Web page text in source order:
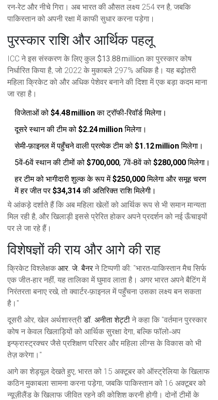
रन‑रेट और नीचे गिरा। अब भारत की औसत लक्ष्य 254 रन है, जबकि
पाकिस्तान को अपनी रक्षा में काफी सुधार करना पड़ेगा।
पुरस्कार राशि और आर्थिक पहलू
ICC ने इस संस्करण के लिए कुल $13.88 million का पुरस्कार कोष
निर्धारित किया है, जो 2022 के मुकाबले 297% अधिक है। यह बढ़ोतरी
महिला क्रिकेट को और अधिक पेशेवर बनाने की दिशा में एक बड़ा कदम माना
जा रहा है।
विजेताओं को $4.48 millionका ट्रॉफी‑रिवॉर्ड मिलेगा।
दूसरे स्थान की टीम को $2.24 millionमिलेगा।
सेमी‑फ़ाइनल में पहुँचने वाली प्रत्येक टीम को $1.12 millionमिलेगा।
5वें‑6वें स्थान की टीमों को $700,000, 7वें‑8वें को $280,000मिलेगा।
हर टीम को भागीदारी शुल्क के रूप में$250,000मिलेगा और समूह चरण
में हर जीत पर$34,314की अतिरिक्त राशि मिलेगी।
ये आंकड़े दर्शाते हैं कि अब महिला खेलों को आर्थिक रूप से भी समान मान्यता
मिल रही है, और खिलाड़ी इससे प्रेरित होकर अपने प्रदर्शन को नई ऊँचाइयों
पर ले जा रहे हैं।
विशेषज्ञों की राय और आगे की राह
क्रिकेट विश्लेक्षक आर. जे. बैनर ने टिप्पणी की: "भारत‑पाकिस्तान मैच सिर्फ
एक जीत‑हार नहीं, यह तालिका में घुमाव लाता है। अगर भारत अपने बैटिंग में
निरंतरता बनाए रखे, तो क्वार्टर‑फ़ाइनल में पहुँचना उसका लक्ष्य बन सकता
है।"
दूसरी ओर, खेल अर्थशास्त्रीडॉ. अनीता शेट्टी ने कहा कि "वर्तमान पुरस्कार
कोष न केवल खिलाड़ियों को आर्थिक सुरक्षा देगा, बल्कि फॉलो‑अप
इन्फ्रास्ट्रक्चर जैसे प्रशिक्षण परिसर और महिला लीग्स के विकास को भी
तेज़ करेगा।"
आगे का शेड्यूल देखते हुए, भारत को 15 अक्टूबर को ऑस्ट्रेलिया के खिलाफ
कठिन मुकाबला सामना करना पड़ेगा, जबकि पाकिस्तान को 16 अक्टूबर को
न्यूज़ीलैंड के खिलाफ जीवित रहने की कोशिश करनी होगी। दोनों टीमों के